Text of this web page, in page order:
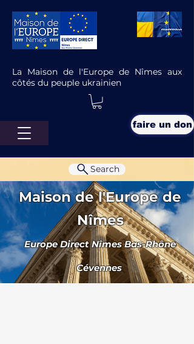
La Maison de l'Europe de Nîmes aux
côtés du peuple ukrainien
faire un don
Maison de l'Europe de
Nîmes
Europe Direct Nîmes Bas-Rhône
Cévennes
Search
Bonnes ou mauvaises nouvelles ?